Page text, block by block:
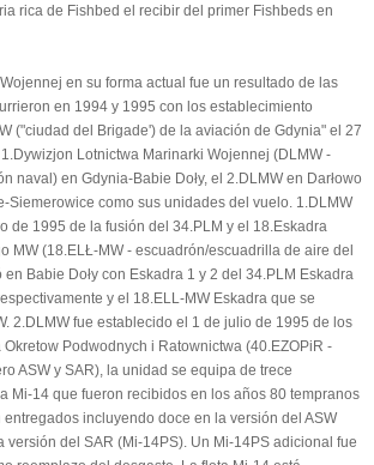
rica de Fishbed el recibir del primer Fishbeds en
en su forma actual fue un resultado de las
en 1994 y 1995 con los establecimiento
("ciudad del Brigade') de la aviación de Gdynia" el 27
Lotnictwa Marinarki Wojennej (DLMW -
naval) en Gdynia-Babie Doły, el 2.DLMW en Darłowo
Siemerowice como sus unidades del vuelo. 1.DLMW
de 1995 de la fusión del 34.PLM y el 18.Eskadra
MW (18.ELŁ-MW - escuadrón/escuadrilla de aire del
Babie Doły con Eskadra 1 y 2 del 34.PLM Eskadra
y el 18.ELL-MW Eskadra que se
2.DLMW fue establecido el 1 de julio de 1995 de los
Podwodnych i Ratownictwa (40.EZOPiR -
ASW y SAR), la unidad se equipa de trece
Mi-14 que fueron recibidos en los años 80 tempranos
incluyendo doce en la versión del ASW
versión del SAR (Mi-14PS). Un Mi-14PS adicional fue